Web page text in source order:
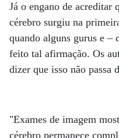
Já o engano de acreditar
cérebro surgiu na
quando alguns gurus e
feito tal afirmação. Os
dizer que isso não passa
"Exames de imagem
cérebro permanece